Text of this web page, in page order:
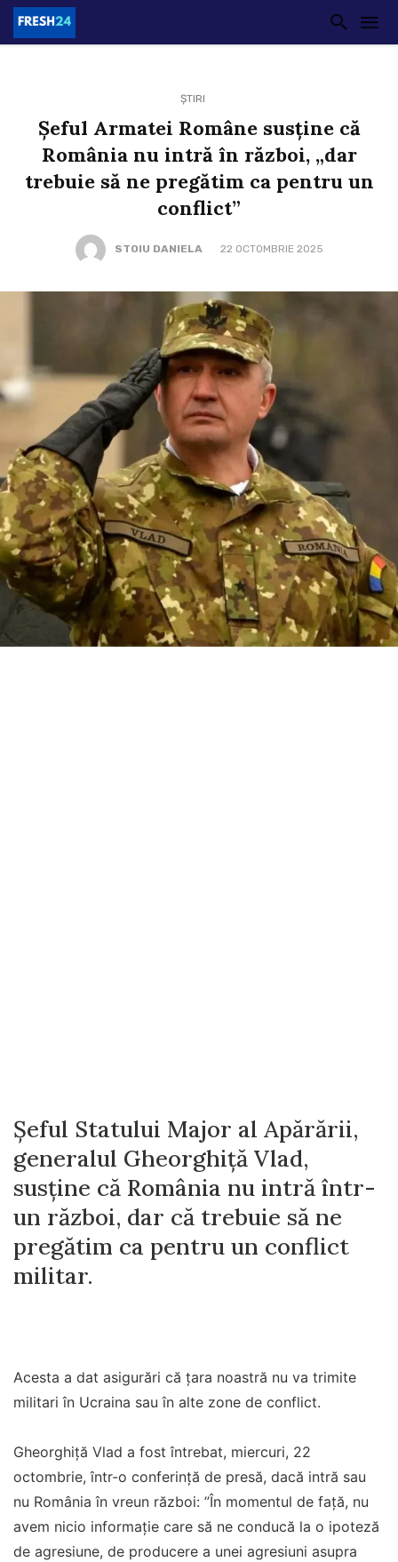
ȘTIRI
Șeful Armatei Române susține că
România nu intră în război, „dar
trebuie să ne pregătim ca pentru un
conflict”
STOIU DANIELA 22 OCTOMBRIE 2025
Şeful Statului Major al Apărării,
generalul Gheorghiţă Vlad,
susține că România nu intră într-
un război, dar că trebuie să ne
pregătim ca pentru un conflict
militar.
Acesta a dat asigurări că ţara noastră nu va trimite
militari în Ucraina sau în alte zone de conflict.
Gheorghiţă Vlad a fost întrebat, miercuri, 22
octombrie, într-o conferinţă de presă, dacă intră sau
nu România în vreun război: ”În momentul de faţă, nu
avem nicio informaţie care să ne conducă la o ipoteză
de agresiune, de producere a unei agresiuni asupra